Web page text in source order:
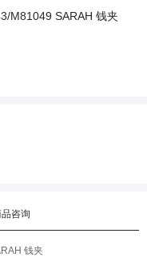
M81049 SARAH 钱夹
咨询
钱夹